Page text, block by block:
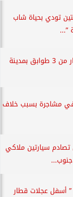
تودي بحياة شاب
”...
4 مصابين في انهيار عقار من 3 طوابق بمدينة
في مشاجرة بسبب خلاف
في تصادم سيارتين ملاكي
” أسفل عجلات قطار